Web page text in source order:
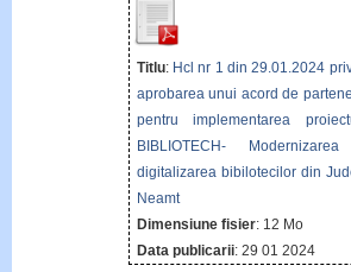
Titlu: Hcl nr 1 din 29.01.2024
aprobarea unui acord de
pentru implementarea
BIBLIOTECH-
digitalizarea bibilotecilor din
Neamt
Dimensiune fisier: 12 Mo
Data publicarii: 29 01 2024